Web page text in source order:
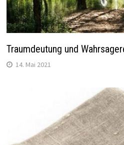
Traumdeutung und
14. Mai 2021